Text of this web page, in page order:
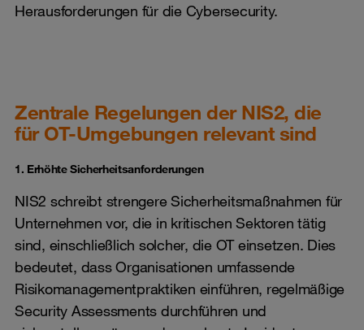
Herausforderungen für die Cybersecurity.
Zentrale Regelungen der NIS2, die
für OT-Umgebungen relevant sind
1. Erhöhte Sicherheitsanforderungen
NIS2 schreibt strengere Sicherheitsmaßnahmen für
Unternehmen vor, die in kritischen Sektoren tätig
sind, einschließlich solcher, die OT einsetzen. Dies
bedeutet, dass Organisationen umfassende
Risikomanagementpraktiken einführen, regelmäßige
Security Assessments durchführen und